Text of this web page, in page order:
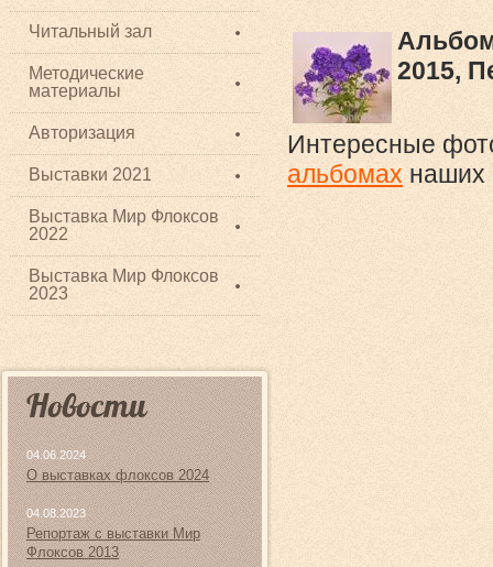
2015,
Интересные
альбомах наших
Читальный зал
Методические
материалы
Авторизация
Выставки 2021
Выставка Мир Флоксов
2022
Выставка Мир Флоксов
2023
Новости
04.06.2024
О выставках флоксов 2024
04.08.2023
Репортаж с выставки Мир
Флоксов 2013